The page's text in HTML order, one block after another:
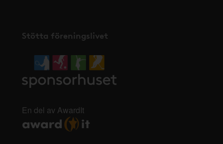
Stötta föreningslivet
En del av AwardIt